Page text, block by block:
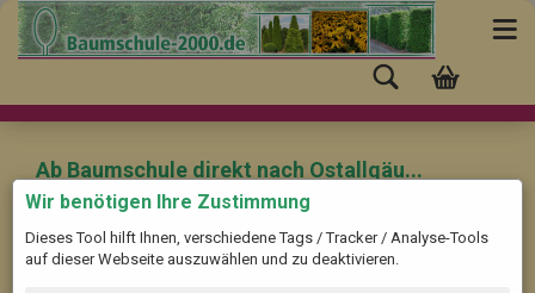
Ab Baumschule direkt nach Ostallgäu...
Hier wählen Sie bitte Ihre Stadt oder Gemeinde aus, in die eine
Wir benötigen Ihre Zustimmung
Dieses Tool hilft Ihnen, verschiedene Tags / Tracker / Analyse-Tools
auf dieser Webseite auszuwählen und zu deaktivieren.